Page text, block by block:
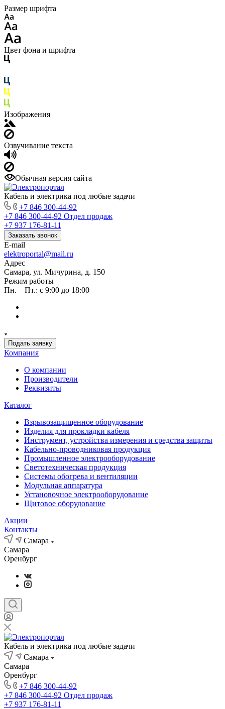
Размер шрифта
Цвет фона и шрифта
Изображения
Озвучивание текста
Обычная версия сайта
Кабель и электрика под любые задачи
+7 846 300-44-92
+7 846 300-44-92 Отдел продаж
+7 937 176-81-11
Заказать звонок
E-mail
elektroportal@mail.ru
Адрес
Самара, ул. Мичурина, д. 150
Режим работы
Пн. – Пт.: с 9:00 до 18:00
Подать заявку
Компания
О компании
Производители
Реквизиты
Каталог
Взрывозащищенное оборудование
Изделия для прокладки кабеля
Инструмент, устройства измерения и средства защиты
Кабельно-проводниковая продукция
Промышленное электрооборудование
Светотехническая продукция
Системы обогрева и вентиляции
Модульная аппаратура
Установочное электрооборудование
Щитовое оборудование
Акции
Контакты
Самара
Самара
Оренбург
Кабель и электрика под любые задачи
Самара
Самара
Оренбург
+7 846 300-44-92
+7 846 300-44-92 Отдел продаж
+7 937 176-81-11